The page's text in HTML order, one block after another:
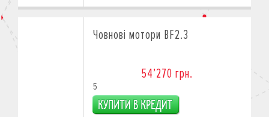
Човнові мотори BF2.3
54’270 грн.
5